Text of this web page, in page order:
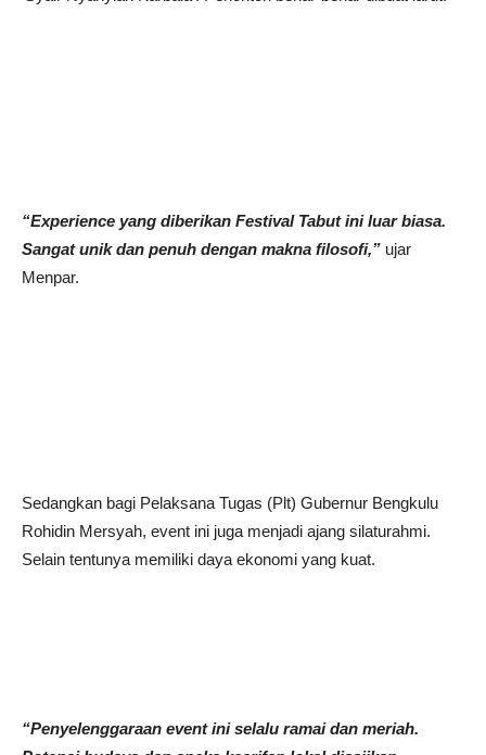
“Experience yang diberikan Festival Tabut ini luar biasa.
Sangat unik dan penuh dengan makna filosofi,” ujar
Menpar.
Sedangkan bagi Pelaksana Tugas (Plt) Gubernur Bengkulu
Rohidin Mersyah, event ini juga menjadi ajang silaturahmi.
Selain tentunya memiliki daya ekonomi yang kuat.
“Penyelenggaraan event ini selalu ramai dan meriah.